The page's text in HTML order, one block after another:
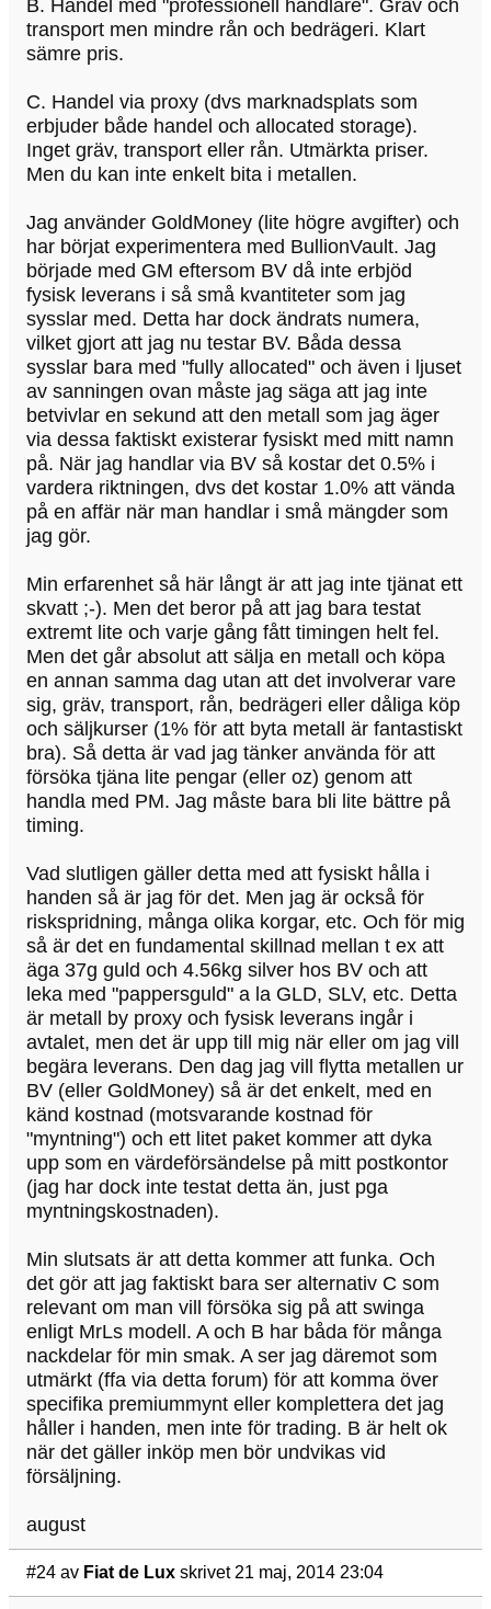
B. Handel med "professionell handlare". Gräv och
transport men mindre rån och bedrägeri. Klart
sämre pris.
C. Handel via proxy (dvs marknadsplats som
erbjuder både handel och allocated storage).
Inget gräv, transport eller rån. Utmärkta priser.
Men du kan inte enkelt bita i metallen.
Jag använder GoldMoney (lite högre avgifter) och
har börjat experimentera med BullionVault. Jag
började med GM eftersom BV då inte erbjöd
fysisk leverans i så små kvantiteter som jag
sysslar med. Detta har dock ändrats numera,
vilket gjort att jag nu testar BV. Båda dessa
sysslar bara med "fully allocated" och även i ljuset
av sanningen ovan måste jag säga att jag inte
betvivlar en sekund att den metall som jag äger
via dessa faktiskt existerar fysiskt med mitt namn
på. När jag handlar via BV så kostar det 0.5% i
vardera riktningen, dvs det kostar 1.0% att vända
på en affär när man handlar i små mängder som
jag gör.
Min erfarenhet så här långt är att jag inte tjänat ett
skvatt ;-). Men det beror på att jag bara testat
extremt lite och varje gång fått timingen helt fel.
Men det går absolut att sälja en metall och köpa
en annan samma dag utan att det involverar vare
sig, gräv, transport, rån, bedrägeri eller dåliga köp
och säljkurser (1% för att byta metall är fantastiskt
bra). Så detta är vad jag tänker använda för att
försöka tjäna lite pengar (eller oz) genom att
handla med PM. Jag måste bara bli lite bättre på
timing.
Vad slutligen gäller detta med att fysiskt hålla i
handen så är jag för det. Men jag är också för
riskspridning, många olika korgar, etc. Och för mig
så är det en fundamental skillnad mellan t ex att
äga 37g guld och 4.56kg silver hos BV och att
leka med "pappersguld" a la GLD, SLV, etc. Detta
är metall by proxy och fysisk leverans ingår i
avtalet, men det är upp till mig när eller om jag vill
begära leverans. Den dag jag vill flytta metallen ur
BV (eller GoldMoney) så är det enkelt, med en
känd kostnad (motsvarande kostnad för
"myntning") och ett litet paket kommer att dyka
upp som en värdeförsändelse på mitt postkontor
(jag har dock inte testat detta än, just pga
myntningskostnaden).
Min slutsats är att detta kommer att funka. Och
det gör att jag faktiskt bara ser alternativ C som
relevant om man vill försöka sig på att swinga
enligt MrLs modell. A och B har båda för många
nackdelar för min smak. A ser jag däremot som
utmärkt (ffa via detta forum) för att komma över
specifika premiummynt eller komplettera det jag
håller i handen, men inte för trading. B är helt ok
när det gäller inköp men bör undvikas vid
försäljning.
august
#24 av Fiat de Lux skrivet 21 maj, 2014 23:04